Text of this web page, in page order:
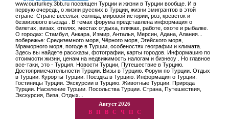
www.ourturkey.3bb.ru посвящен Турции и жизни в Турции вообще. И в
первую очередь, о жизни русских в Турции, жизни эмигрантов в этой
стране. Стране веселья, солнца, мировой истории, роз, креветок и
безвизового въезда . В темах форума представлена информация о
билетах, визах, отелях, местах отдыха, пляжах, работе, охоте и рыбалке.
О городах: Стамбул, Анкара, Измир, Анталья, Мерсин, Адана, Алания...
побережье: Средиземного моря, Чёрного моря, Эгейского моря,
Мраморного моря, погоде в Турции, особеностях географии и климата.
Здесь вы найдете рассказы, фотографии, карты городов. Информацию по
стоимости жизни, ценам на недвижимость налогам и бизнесу . Но главное
все-таки, это - Турция. Новости Турции, Путешествие в Турцию.
Достопримечательности Турции. Визы в Турцию. Форум по Турции. Отдых
в Турции. Курорты Турции. Поездка в Турцию. Информация о Турции.
Гостиницы Турции. Экскурсии в Турцию. Животные Турции. Природа
Турции. Население Турции. Посольства Турции. Страна, Путешествия,
Экскурсия, Виза, Отдых...
Август 2026
В
П В С Ч П
С